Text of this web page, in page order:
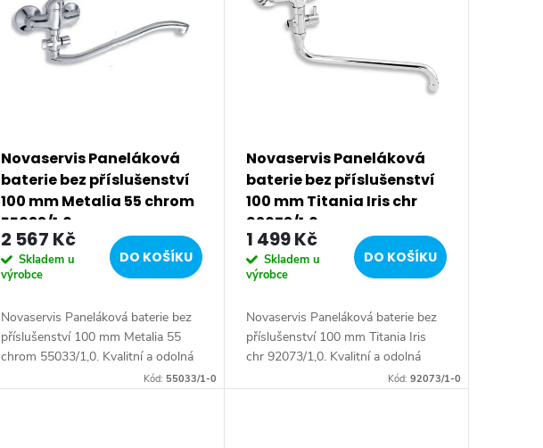
Novaservis Paneláková
baterie bez příslušenství
100 mm Metalia 55 chrom
55033/1,0
2 567 Kč
Skladem u
výrobce
DO KOŠÍKU
Novaservis Paneláková baterie bez
příslušenství 100 mm Metalia 55
chrom 55033/1,0. Kvalitní a odolná
keramická kartuše KEROX 35 mm s
Kód: 55033/1-0
Novaservis Paneláková
baterie bez příslušenství
100 mm Titania Iris chr
92073/1,0
1 499 Kč
Skladem u
výrobce
DO KOŠÍKU
Novaservis Paneláková baterie bez
příslušenství 100 mm Titania Iris
chr 92073/1,0. Kvalitní a odolná
keramická kartuše 35 mm sKód: 92073/1-0